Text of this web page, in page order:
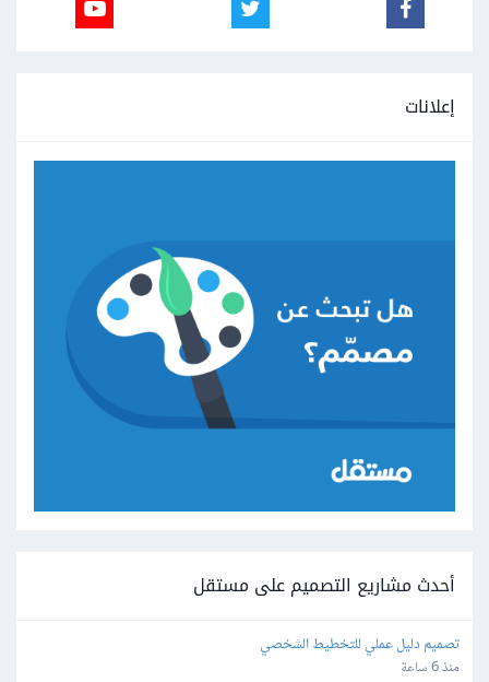
إعلانات
أحدث مشاريع التصميم على مستقل
تصميم دليل عملي للتخطيط الشخصي
منذ 6 ساعة